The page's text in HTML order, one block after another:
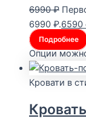
6990₽
6990 ₽.6590
Подробнее
Опции
Кровати в